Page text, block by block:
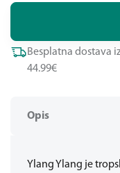
Opis
Ylang Ylang je
Besplatna dostava
44.99€